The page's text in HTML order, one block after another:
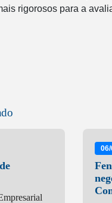
rigorosos para a